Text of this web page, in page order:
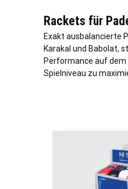
Rackets für
Exakt ausbalancierte
Karakal und Babolat,
Performance auf dem
Spielniveau zu